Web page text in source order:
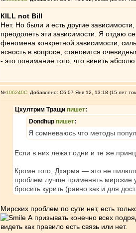
КILL not Вill
Нет. Но были и есть другие
преодолеть эти зависимости. Я отдаю
феномена конкретной зависимости,
ясность в вопросе, становится
- это понимание того, что винить
№106240 Добавлено: Сб 07 Янв 12, 13:18 (15 лет
Цхултрим Тращи пишет:
Dondhup пишет:
Я сомневаюсь что методы
Если в них лежат одни и те же
Кроме того, Дхарма — это не
проблем лучше применять мирские
бросить курить (равно как и для
Мирских проблем по сути нет, есть
А призывать конечно всех
видеть как правило есть связь или нет.